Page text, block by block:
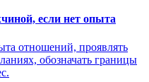
если нет опыта
отношений, проявлять
обозначать границы